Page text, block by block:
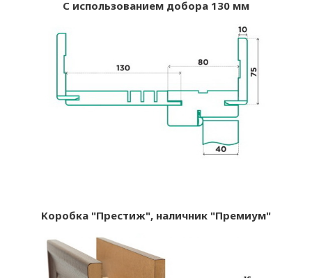
С использованием добора 130 мм
Коробка "Престиж", наличник "Премиум"